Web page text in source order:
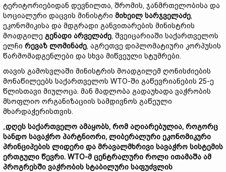
ტერიტორიებიდან დევნილთა, შრომის, ჯანმრთელობისა და
სოციალური დაცვის მინისტრი მიხეილ სარჯველაძე,
ეკონომიკისა და მდგრადი განვითარების მინისტრის
მოადგილე გენადი არველაძე, შვეიცარიაში საქართველოს
ელჩი რევაზ ლომინაძე, აგრეთვე დიპლომატიური კორპუსის
წარმომადგენლები და სხვა მიწვეული სტუმრები.
თავის გამოსვლაში მინისტრის მოადგილემ ღონისძიების
მონაწილეებს საქართველოს WTO-ში გაწევრიანების 25-ე
წლისთავი მიულოცა. მან მადლობა გადაუხადა ვაჭრობის
მსოფლიო ორგანიზაციის სამდივნოს გაწეული
მხარდაჭერისთვის.
„დღეს საქართველო ამაყობს, რომ აღიარებულია, როგორც
სანდო სავაჭრო პარტნიორი, ლიბერალური ეკონომიკური
პრინციპების ლიდერი და მრავალმხრივი სავაჭრო სისტემის
ერთგული წევრი. WTO-მ ცენტრალური როლი ითამაშა ამ
პროგრესში ვაჭრობის სტაბილური საფუძვლის